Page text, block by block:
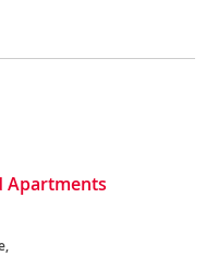
Apartments